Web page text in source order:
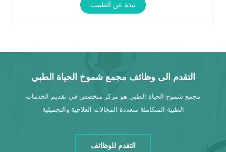
نبذة عن الطبيب
التقدم الى وظائف مجمع شموخ الحياة الطبي
مجمع شموخ الحياة الطبي هو مركز متخصص في تقديم الخدمات
الطبية المتكاملة متعددة المجالات العلاجية والتجميلية
التقدم للوظائف